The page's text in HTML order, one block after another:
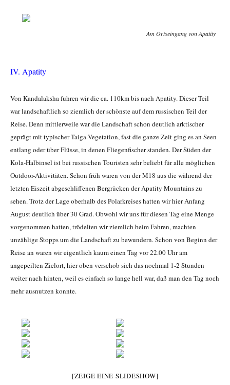
Am Ortseingang von Apatity
IV. Apatity
Von Kandalaksha fuhren wir die ca. 110km bis nach Apatity. Dieser Teil
war landschaftlich so ziemlich der schönste auf dem russischen Teil der
Reise. Denn mittlerweile war die Landschaft schon deutlich arktischer
geprägt mit typischer Taiga-Vegetation, fast die ganze Zeit ging es an Seen
entlang oder über Flüsse, in denen Fliegenfischer standen. Der Süden der
Kola-Halbinsel ist bei russischen Touristen sehr beliebt für alle möglichen
Outdoor-Aktivitäten. Schon früh waren von der M18 aus die während der
letzten Eiszeit abgeschliffenen Bergrücken der Apatity Mountains zu
sehen. Trotz der Lage oberhalb des Polarkreises hatten wir hier Anfang
August deutlich über 30 Grad. Obwohl wir uns für diesen Tag eine Menge
vorgenommen hatten, trödelten wir ziemlich beim Fahren, machten
unzählige Stopps um die Landschaft zu bewundern. Schon von Beginn der
Reise an waren wir eigentlich kaum einen Tag vor 22.00 Uhr am
angepeilten Zielort, hier oben verschob sich das nochmal 1-2 Stunden
weiter nach hinten, weil es einfach so lange hell war, daß man den Tag noch
mehr ausnutzen konnte.
[ZEIGE EINE SLIDESHOW]